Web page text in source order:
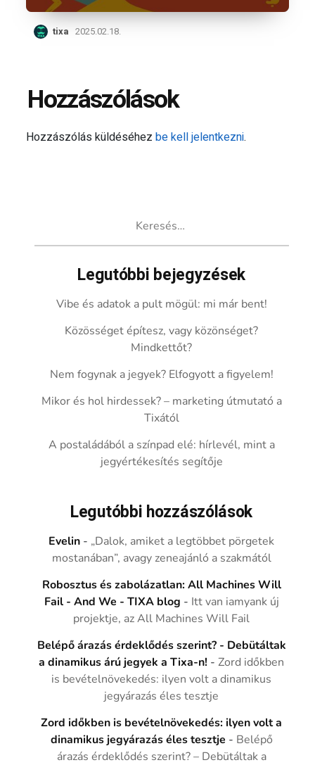
tixa 2025.02.18.
Hozzászólások
Hozzászólás küldéséhezbe kell jelentkezni.
Legutóbbi bejegyzések
Vibe és adatok a pult mögül: mi már bent!
Közösséget építesz, vagy közönséget?
Mindkettőt?
Nem fogynak a jegyek? Elfogyott a figyelem!
Mikor és hol hirdessek? – marketing útmutató a
Tixától
A postaládából a színpad elé: hírlevél, mint a
jegyértékesítés segítője
Legutóbbi hozzászólások
Evelin - „Dalok, amiket a legtöbbet pörgetek
mostanában”, avagy zeneajánló a szakmától
Robosztus és zabolázatlan: All Machines Will
Fail - And We - TIXA blog - Itt van iamyank új
projektje, az All Machines Will Fail
Belépő árazás érdeklődés szerint? - Debütáltak
a dinamikus árú jegyek a Tixa-n! -Zord időkben
is bevételnövekedés: ilyen volt a dinamikus
jegyárazás éles tesztje
Zord időkben is bevételnövekedés: ilyen volt a
dinamikus jegyárazás éles tesztje - Belépő
árazás érdeklődés szerint? – Debütáltak a